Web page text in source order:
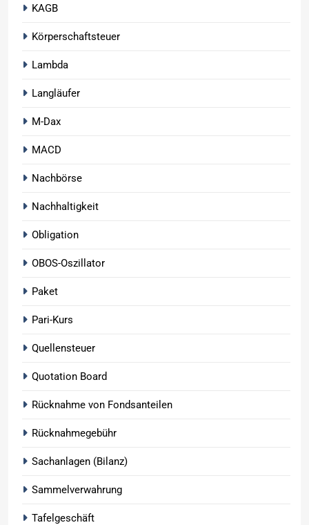
KAGB
Körperschaftsteuer
Lambda
Langläufer
M-Dax
MACD
Nachbörse
Nachhaltigkeit
Obligation
OBOS-Oszillator
Paket
Pari-Kurs
Quellensteuer
Quotation Board
Rücknahme von Fondsanteilen
Rücknahmegebühr
Sachanlagen (Bilanz)
Sammelverwahrung
Tafelgeschäft